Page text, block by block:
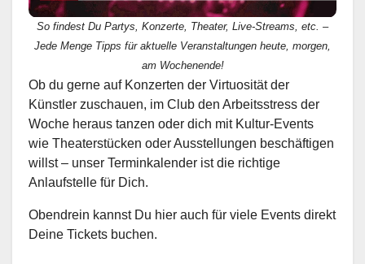
So findest Du Partys, Konzerte, Theater, Live-Streams, etc. –
Jede Menge Tipps für aktuelle Veranstaltungen heute, morgen,
am Wochenende!
Ob du gerne auf Konzerten der Virtuosität der
Künstler zuschauen, im Club den Arbeitsstress der
Woche heraus tanzen oder dich mit Kultur-Events
wie Theaterstücken oder Ausstellungen beschäftigen
willst – unser Terminkalender ist die richtige
Anlaufstelle für Dich.
Obendrein kannst Du hier auch für viele Events direkt
Deine Tickets buchen.